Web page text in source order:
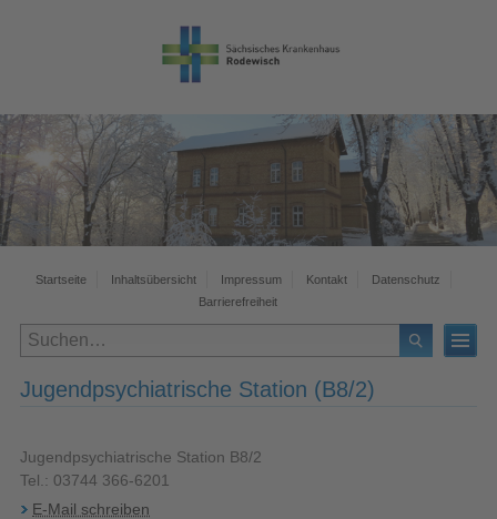
Startseite Inhaltsübersicht Impressum Kontakt
Datenschutz
Barrierefreiheit
Jugendpsychiatrische Station (B8/2)
Jugendpsychiatrische Station B8/2
Tel.: 03744 366-6201
E-Mail schreiben